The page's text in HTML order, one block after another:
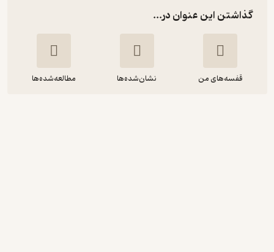
گذاشتن این عنوان در...
قفسه‌های من نشان‌شده‌ها مطالعه‌شده‌ها